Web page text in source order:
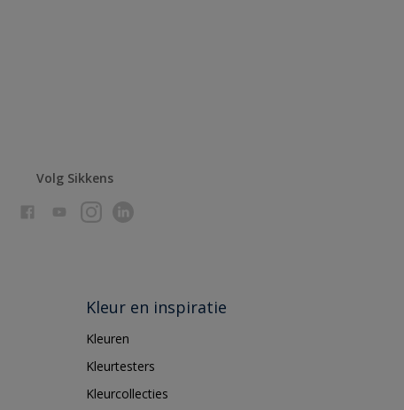
Volg Sikkens
Kleur en inspiratie
Kleuren
Kleurtesters
Kleurcollecties